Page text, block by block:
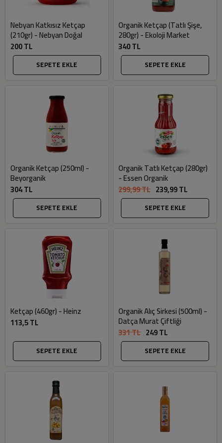
Nebyan Katkısız Ketçap
(210gr) - Nebyan Doğal
200 TL
SEPETE EKLE
Organik Ketçap (Tatlı Şişe,
280gr) - Ekoloji Market
340 TL
SEPETE EKLE
Organik Ketçap (250ml) -
Beyorganik
304 TL
SEPETE EKLE
Organik Tatlı Ketçap (280gr)
- Essen Organik
299,99 TL 239,99 TL
SEPETE EKLE
Ketçap (460gr) - Heinz
113,5 TL
SEPETE EKLE
Organik Alıç Sirkesi (500ml) -
Datça Murat Çiftliği
331 TL 249 TL
SEPETE EKLE